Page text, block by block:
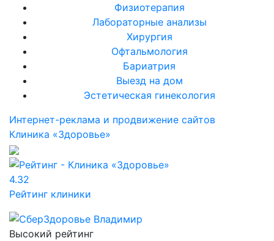
Физиотерапия
Лабораторные анализы
Хирургия
Офтальмология
Бариатрия
Выезд на дом
Эстетическая гинекология
Интернет-реклама и продвижение сайтов
Клиника «Здоровье»
4.32
Рейтинг клиники
Высокий рейтинг